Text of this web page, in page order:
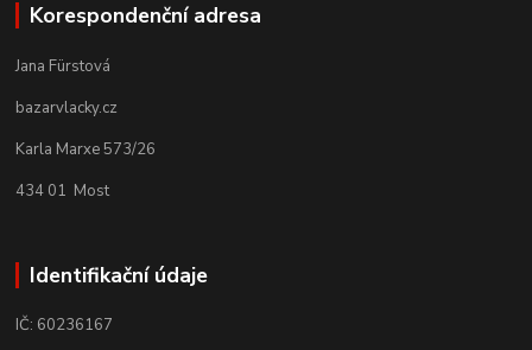
Korespondenční adresa
Jana Fürstová
bazarvlacky.cz
Karla Marxe 573/26
434 01 Most
Identifikační údaje
IČ: 60236167